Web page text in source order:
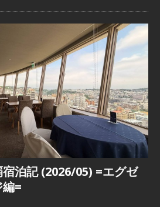
泊記 (2026/05) =エグゼ
=